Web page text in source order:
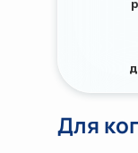
Для